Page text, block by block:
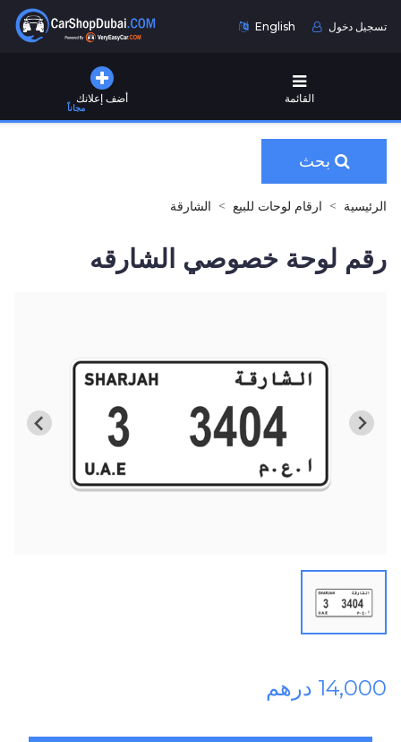
English تسجيل دخول
أضف إعلانك
مجاناً
القائمة
بحث
الرئيسية ارقام لوحات للبيع الشارقة
رقم لوحة خصوصي الشارقه
14,000 درهم